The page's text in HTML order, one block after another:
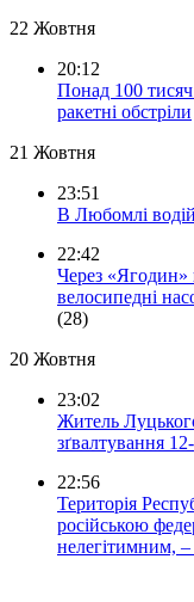
22 Жовтня
20:12
Понад 100 тисяч
ракетні обстріли
21 Жовтня
23:51
В Любомлі
22:42
Через «Ягодин»
велосипедні
(28)
20 Жовтня
23:02
Житель
зґвалтування
22:56
Територія
російською
нелегітимним, –